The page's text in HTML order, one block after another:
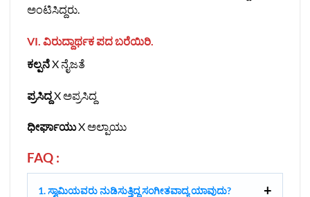
ಅಂಟಿಸಿದ್ದರು.
VI. ವಿರುದ್ದಾರ್ಥಕ ಪದ ಬರೆಯಿರಿ.
ಕಲ್ಪನೆX ನೈಜತೆ
ಪ್ರಸಿದ್ದX ಅಪ್ರಸಿದ್ದ
ಧೀರ್ಘಾಯುX ಅಲ್ಪಾಯು
FAQ :
1. ಸ್ವಾಮಿಯವರು ನುಡಿಸುತ್ತಿದ್ದ ಸಂಗೀತವಾದ್ಯ ಯಾವುದು?